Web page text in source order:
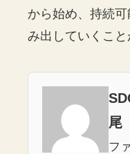
から始め、持続
み出していくこと
尾
フ